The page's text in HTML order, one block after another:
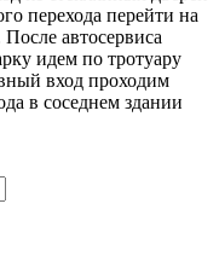
перехода перейти на
автосервиса
идем по тротуару
вход проходим
в соседнем здании